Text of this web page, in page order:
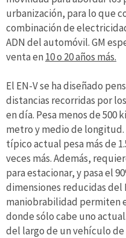
urbanización, para lo que
combinación de
ADN del automóvil. GM
venta en 10 o 20 años más.
El EN-V se ha diseñado
distancias recorridas por
en día. Pesa menos de 500
metro y medio de
típico actual pesa más de
veces más. Además,
para estacionar, y pasa el
dimensiones reducidas del
maniobrabilidad permiten
donde sólo cabe uno
del largo de un vehículo de